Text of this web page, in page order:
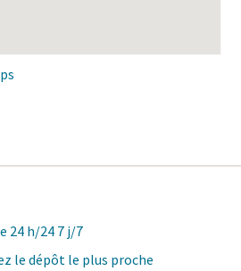
24 h/24 7 j/7
le dépôt le plus proche